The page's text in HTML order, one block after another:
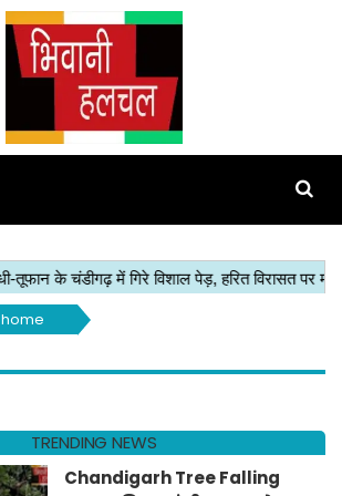
home
TRENDING NEWS
Chandigarh Tree Falling